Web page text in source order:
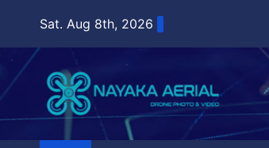
content
Sat. Aug 8th, 2026